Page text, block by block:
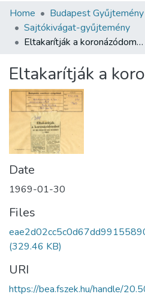
Communities & Collections
All of DSpace
About us
Home Budapest Gyűjtemény
Sajtókivágat-gyűjtemény
Eltakarítják a koronázódombot
Eltakarítják a
Date
1969-01-30
Files
(329.46 KB)
URI
https://bea.fszek.hu/handle/